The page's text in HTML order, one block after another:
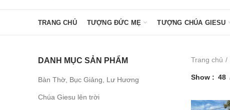
TRANG CHỦ TƯỢNG ĐỨC MẸ TƯỢNG CHÚA GIESU
DANH MỤC SẢN PHẨM
Bàn Thờ, Bục Giảng, Lư Hương
Chúa Giesu lên trời
Trang chủ
Show 48